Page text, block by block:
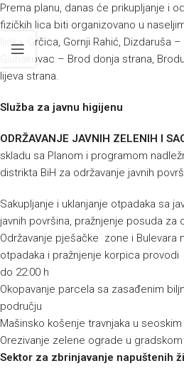
Prema planu, danas će prikupljanje i
fizičkih lica biti organizovano u
Ilićka, Grčica, Gornji Rahić, Dizdaruša
Gluhakovac – Brod donja strana,
lijeva strana.
Služba za javnu higijenu
ODRŽAVANJE JAVNIH ZELENIH I
skladu sa Planom i programom
distrikta BiH za održavanje javnih
Sakupljanje i uklanjanje otpadaka sa
javnih površina, pražnjenje posuda za
Održavanje pješačke zone i Bulevara
otpadaka i pražnjenje korpica
do 22:00 h
Okopavanje parcela sa zasađenim
području
Mašinsko košenje travnjaka u
Orezivanje zelene ograde u
Sektor za zbrinjavanje napuštenih